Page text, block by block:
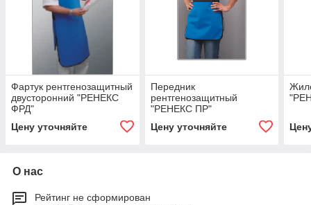
Фартук рентгенозащитный
двусторонний "РЕНЕКС
ФРД"
Цену уточняйте
Передник
рентгенозащитный
"РЕНЕКС ПР"
Цену уточняйте
О нас
Рейтинг не сформирован